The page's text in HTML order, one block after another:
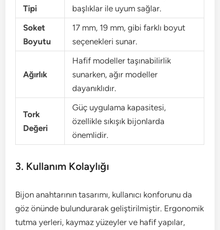
Tipi
başlıklar ile uyum sağlar.
Soket
Boyutu
17 mm, 19 mm, gibi farklı boyut
seçenekleri sunar.
Ağırlık
Hafif modeller taşınabilirlik
sunarken, ağır modeller
dayanıklıdır.
Tork
Değeri
Güç uygulama kapasitesi,
özellikle sıkışık bijonlarda
önemlidir.
3. Kullanım Kolaylığı
Bijon anahtarının tasarımı, kullanıcı konforunu da
göz önünde bulundurarak geliştirilmiştir. Ergonomik
tutma yerleri, kaymaz yüzeyler ve hafif yapılar,